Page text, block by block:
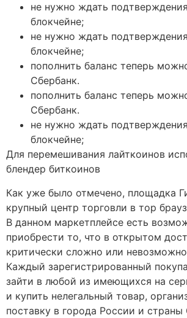
не нужно ждать
блокчейне;
не нужно ждать
блокчейне;
пополнить баланс теперь
Сбербанк.
пополнить баланс теперь
Сбербанк.
не нужно ждать
блокчейне;
Для перемешивания лайткоинов
блендер биткоинов
Как уже было отмечено, площадка
крупный центр торговли в тор
В данном маркетплейсе есть
приобрести то, что в открытом
критически сложно или
Каждый зарегистрированный
зайти в любой из имеющихся на
и купить нелегальный товар,
поставку в города России и